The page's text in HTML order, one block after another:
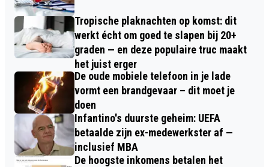
Tropische plaknachten op komst: dit
werkt écht om goed te slapen bij 20+
graden — en deze populaire truc maakt
het juist erger
De oude mobiele telefoon in je lade
vormt een brandgevaar – dit moet je
doen
Infantino's duurste geheim: UEFA
betaalde zijn ex-medewerkster af —
inclusief MBA
De hoogste inkomens betalen het